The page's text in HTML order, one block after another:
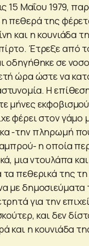
15 Μαΐου 1979,
πεθερά της
και η κουνιάδα
Έτρεξε από
οδηγήθηκε σε
ώρα ώστε να
Η
μήνες
φέρει στον γάμο
-την πληρωμή
η οποία
μια ντουλάπα
τα πεθερικά της
με δημοσιεύματα
για την
και δεν
και η κουνιάδα